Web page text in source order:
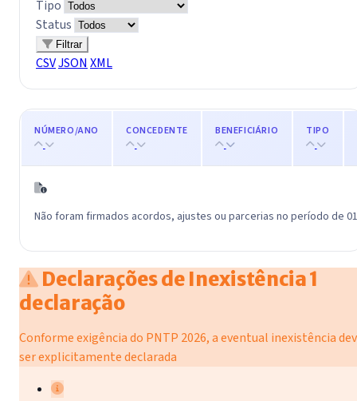
Tipo
Status
Filtrar
CSVJSON XML
NÚMERO/ANO CONCEDENTE BENEFICIÁRIO TIPO
Não foram firmados acordos, ajustes ou parcerias no período de
Declarações de Inexistência1
declaração
Conforme exigência do PNTP 2026, a eventual inexistência
ser explicitamente declarada